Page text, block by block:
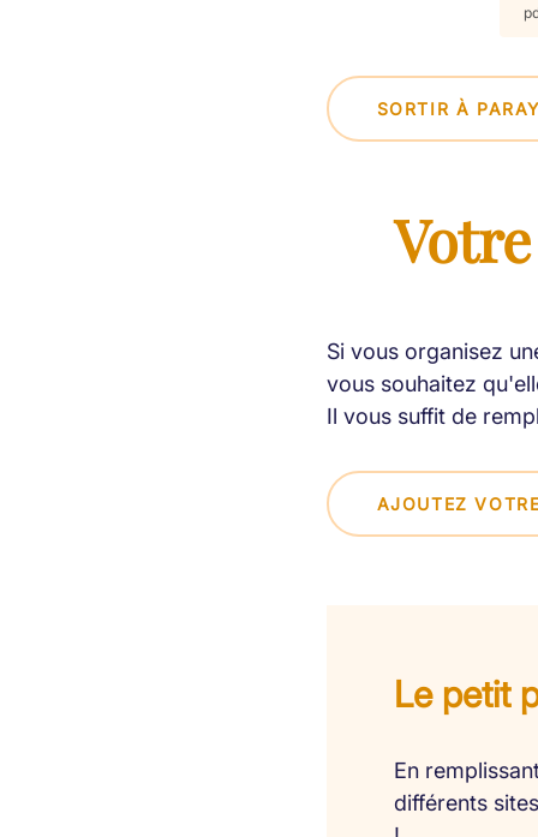
SORTIR À
Si vous organisez
vous souhaitez
Il vous suffit de
AJOUTEZ
Le petit
En
différents